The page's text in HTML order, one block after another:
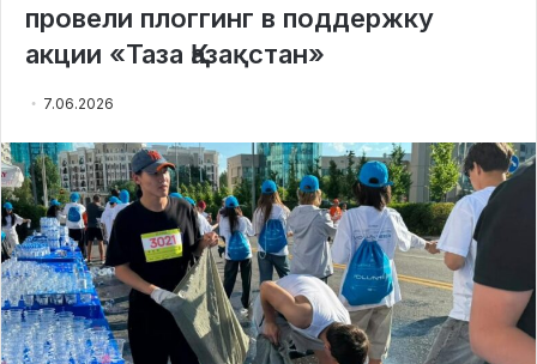
провели плоггинг в поддержку
акции «Таза Қазақстан»
7.06.2026